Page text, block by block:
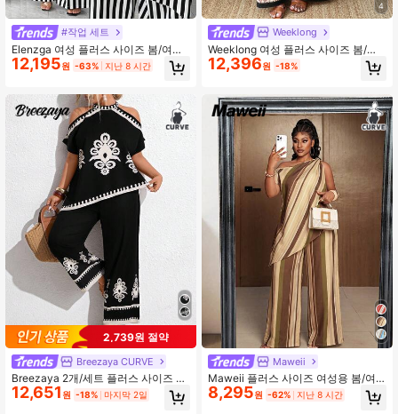
4.89 450K 팔로워
4.89 450K 팔로워
450K 팔로워
#작업 세트
Elenzga 여성 플러스 사이즈 봄/여름
블랙 스트라이프 직물 셔츠 칼라, 반
팔, 허리 핀치 디테일, A라인 루즈 헴,
트, 캐주얼 다용도 우아한 세련된 전문
직 업무 운동 해변 휴가 여행 홈 레저
모임 웨딩 파티 핑크 2피스 세트
12,195원 -63% 지난 8 시간
2,739원 절약
Breezaya CURVE
Breezaya 2개/세트 플러스 사이즈 여
성 프린트 오프 숄더 탑과 루즈 팬츠,
캐주얼 미니멀리스트 예술적인 우아
12,651 원 -18% 마지막 2일
4
Weeklong
Weeklong 여성 플러스 사이즈 봄/여
름 휴가 캐주얼 케이프 숄, 원 숄더 랩,
비대칭 헴, 페이즐리 프린트, 아일랜드
12,396원 -18%
Maweii
Maweii 플러스 사이즈 여성용 봄/여
름 신상 캐주얼 휴가 스타일 스트라이
프 원숄더 비대칭 헴 탑 셔츠 및 슬림
8,295원 -62% 지난 8 시간